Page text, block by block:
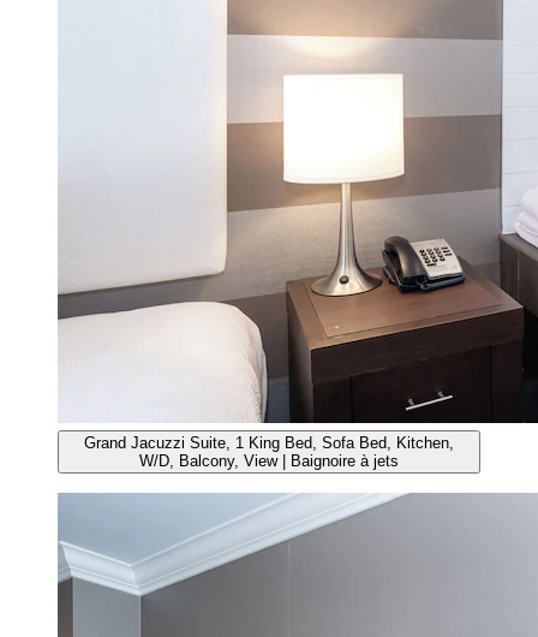
Grand Jacuzzi Suite, 1 King Bed, Sofa Bed, Kitchen,
W/D, Balcony, View | Baignoire à jets